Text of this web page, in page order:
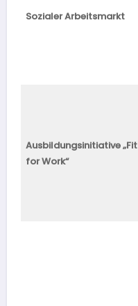
Sozialer Arbeitsmarkt
Ausbildungsinitiative „Fit
for Work“